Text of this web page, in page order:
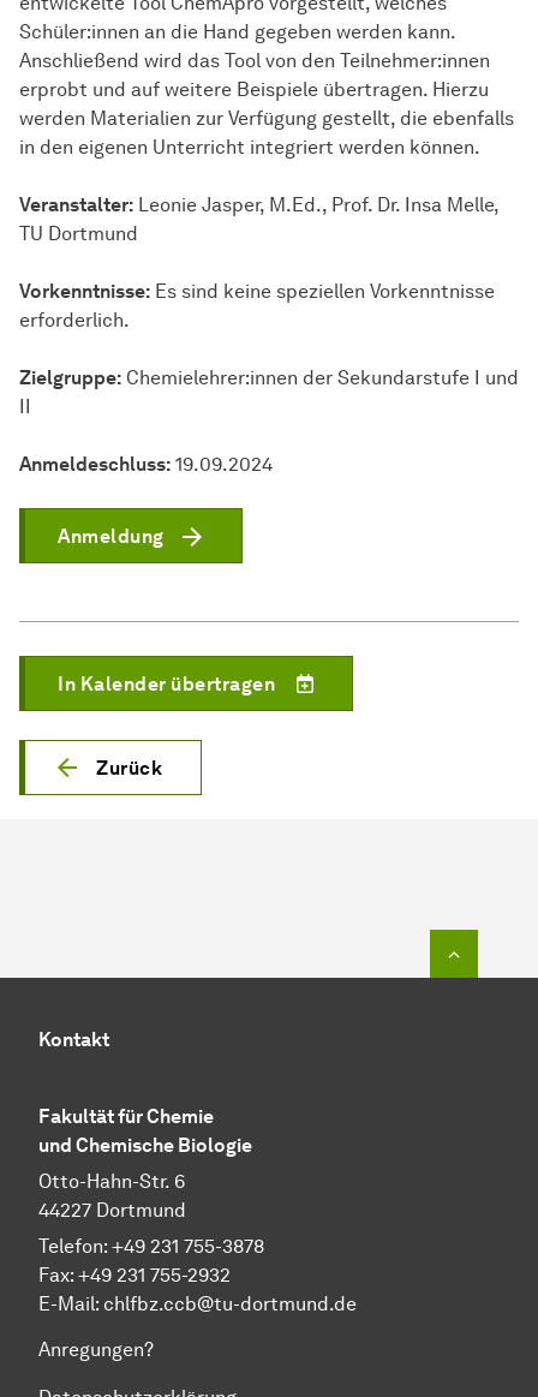
Schüler:innen an die Hand gegeben werden kann.
Anschließend wird das Tool von den Teilnehmer:innen
erprobt und auf weitere Beispiele übertragen. Hierzu
werden Materialien zur Verfügung gestellt, die ebenfalls
in den eigenen Unterricht integriert werden können.
Veranstalter: Leonie Jasper, M.Ed., Prof. Dr. Insa Melle,
TU Dortmund
Vorkenntnisse: Es sind keine speziellen Vorkenntnisse
erforderlich.
Zielgruppe: Chemielehrer:innen der Sekundarstufe I und
II
Anmeldeschluss: 19.09.2024
Anmeldung
Zurück
In Kalender übertragen
Kontakt
Fakultät für Chemie
und Chemische Biologie
Otto-Hahn-Str. 6
44227 Dortmund
Telefon: +49 231 755-3878
Fax: +49 231 755-2932
E-Mail: chlfbz.ccb@tu-dortmund.de
Anregungen?